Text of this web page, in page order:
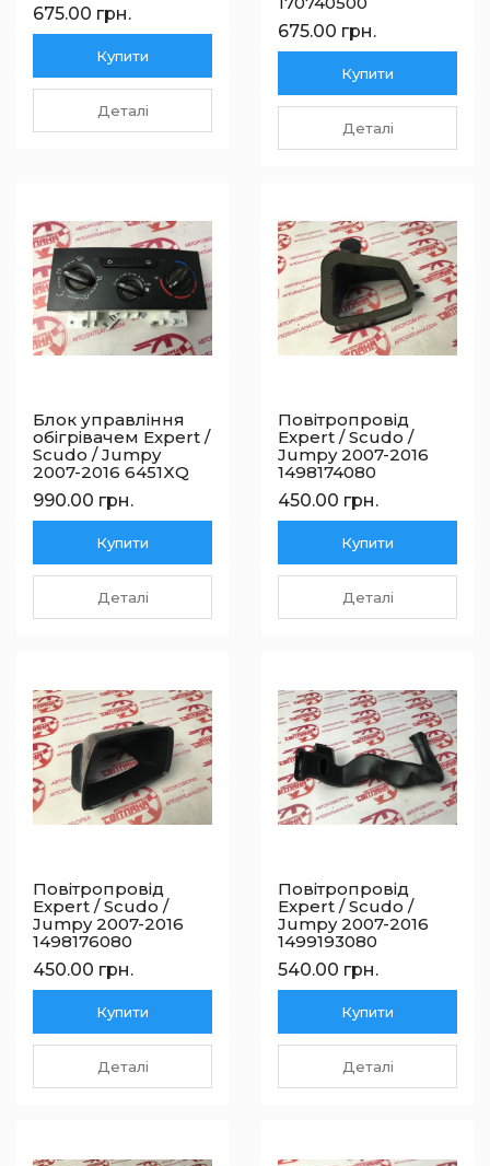
675.00 грн.
Купити
Деталі
675.00 грн.
Купити
Деталі
Блок управління
обігрівачем Expert /
Scudo / Jumpy
2007-2016 6451XQ
990.00 грн.
Купити
Деталі
Повітропровід
Expert / Scudo /
Jumpy 2007-2016
1498174080
450.00 грн.
Купити
Деталі
Повітропровід
Expert / Scudo /
Jumpy 2007-2016
1498176080
450.00 грн.
Купити
Деталі
Повітропровід
Expert / Scudo /
Jumpy 2007-2016
1499193080
540.00 грн.
Купити
Деталі